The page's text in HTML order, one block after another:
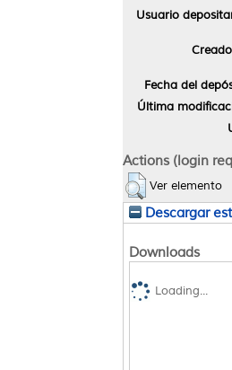
Usuario
Fecha del
Última
Actions (login
Ver elemento
Descargar
Downloads
Loading...